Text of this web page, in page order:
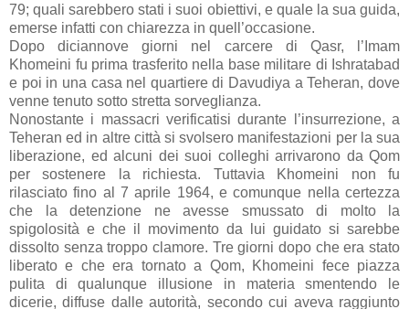
79; quali sarebbero stati i suoi obiettivi, e quale la sua guida,
emerse infatti con chiarezza in quell’occasione.
Dopo diciannove giorni nel carcere di Qasr, l’Imam
Khomeini fu prima trasferito nella base militare di Ishratabad
e poi in una casa nel quartiere di Davudiya a Teheran, dove
venne tenuto sotto stretta sorveglianza.
Nonostante i massacri verificatisi durante l’insurrezione, a
Teheran ed in altre città si svolsero manifestazioni per la sua
liberazione, ed alcuni dei suoi colleghi arrivarono da Qom
per sostenere la richiesta. Tuttavia Khomeini non fu
rilasciato fino al 7 aprile 1964, e comunque nella certezza
che la detenzione ne avesse smussato di molto la
spigolosità e che il movimento da lui guidato si sarebbe
dissolto senza troppo clamore. Tre giorni dopo che era stato
liberato e che era tornato a Qom, Khomeini fece piazza
pulita di qualunque illusione in materia smentendo le
dicerie, diffuse dalle autorità, secondo cui aveva raggiunto